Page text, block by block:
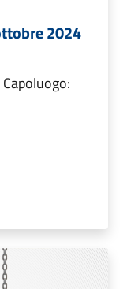
2024